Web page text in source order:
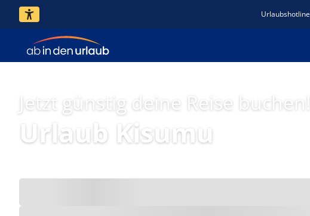
Urlaubshotline
Jetzt günstig deine Reise buchen!
Urlaub Kisumu